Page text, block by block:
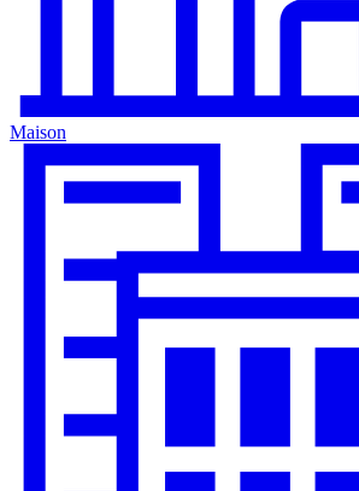
Maison